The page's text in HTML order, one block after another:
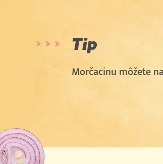
Tip
Morčacinu môžete